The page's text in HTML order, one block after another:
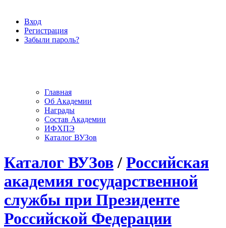
Вход
Регистрация
Забыли пароль?
Главная
Об Академии
Награды
Состав Академии
ИФХПЭ
Каталог ВУЗов
Каталог ВУЗов / Российская
академия государственной
службы при Президенте
Российской Федерации